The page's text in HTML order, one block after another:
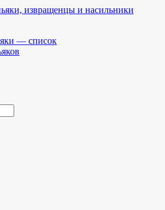
извращенцы и насильники
— список